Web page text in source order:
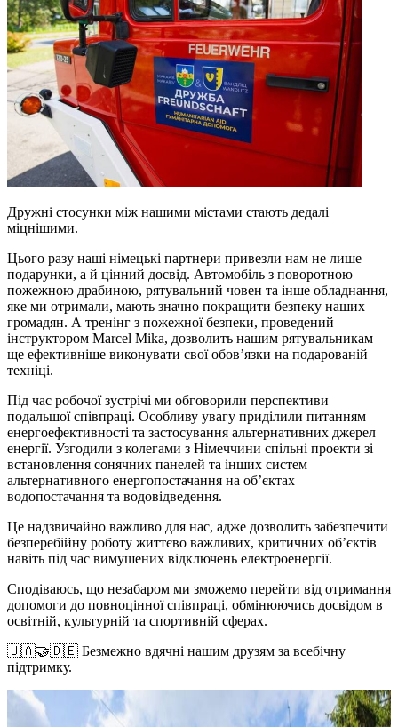
Дружні стосунки між нашими містами стають дедалі
міцнішими.
Цього разу наші німецькі партнери привезли нам не лише
подарунки, а й цінний досвід. Автомобіль з поворотною
пожежною драбиною, рятувальний човен та інше обладнання,
яке ми отримали, мають значно покращити безпеку наших
громадян. А тренінг з пожежної безпеки, проведений
інструктором Marcel Mika, дозволить нашим рятувальникам
ще ефективніше виконувати свої обов’язки на подарованій
техніці.
Під час робочої зустрічі ми обговорили перспективи
подальшої співпраці. Особливу увагу приділили питанням
енергоефективності та застосування альтернативних джерел
енергії. Узгодили з колегами з Німеччини спільні проекти зі
встановлення сонячних панелей та інших систем
альтернативного енергопостачання на обʼєктах
водопостачання та водовідведення.
Це надзвичайно важливо для нас, адже дозволить забезпечити
безперебійну роботу життєво важливих, критичних об’єктів
навіть під час вимушених відключень електроенергії.
Сподіваюсь, що незабаром ми зможемо перейти від отримання
допомоги до повноцінної співпраці, обмінюючись досвідом в
освітній, культурній та спортивній сферах.
🇺🇦🤝🇩🇪 Безмежно вдячні нашим друзям за всебічну
підтримку.